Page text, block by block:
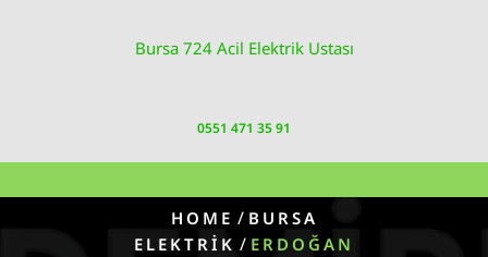
Bursa 724 Acil Elektrik Ustası
0551 471 35 91
HOME / BURSA
ELEKTRIK / ERDOĞAN